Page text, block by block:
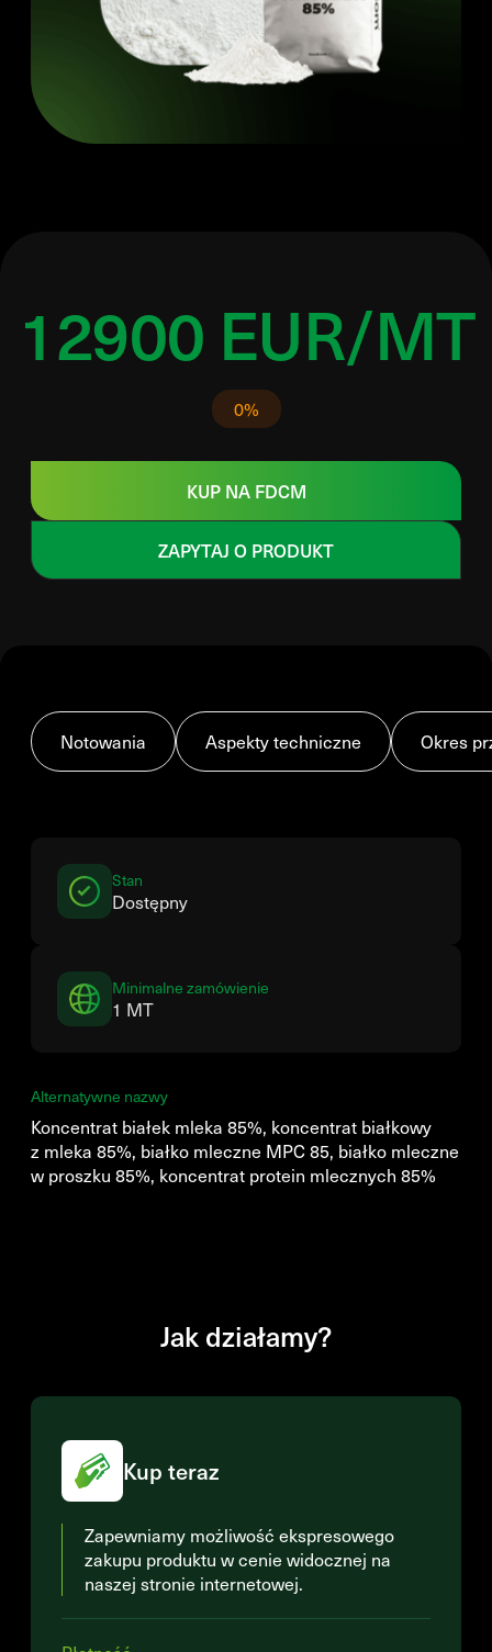
12900 EUR/MT
0%
KUP NA FDCM
ZAPYTAJ O PRODUKT
Notowania Aspekty techniczne Okres
Stan
Dostępny
Minimalne zamówienie
1 MT
Alternatywne nazwy
Koncentrat białek mleka 85%, koncentrat białkowy
z mleka 85%, białko mleczne MPC 85, białko mleczne
w proszku 85%, koncentrat protein mlecznych 85%
Jak działamy?
Kup teraz
Zapewniamy możliwość ekspresowego
zakupu produktu w cenie widocznej na
naszej stronie internetowej.